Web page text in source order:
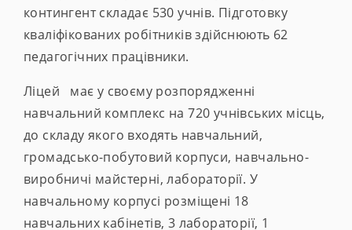
контингент складає 530 учнів. Підготовку
кваліфікованих робітників здійснюють 62
педагогічних працівники.
Ліцей має у своєму розпорядженні
навчальний комплекс на 720 учнівських місць,
до складу якого входять навчальний,
громадсько-побутовий корпуси, навчально-
виробничі майстерні, лабораторії. У
навчальному корпусі розміщені 18
навчальних кабінетів, 3 лабораторії, 1